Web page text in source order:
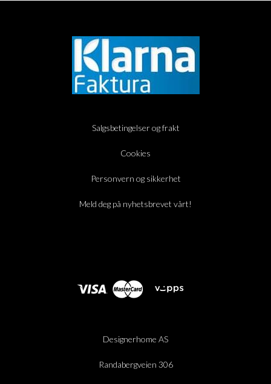
Salgsbetingelser og frakt
Cookies
Personvern og sikkerhet
Meld deg på nyhetsbrevet vårt!
Designerhome AS
Randabergveien 306